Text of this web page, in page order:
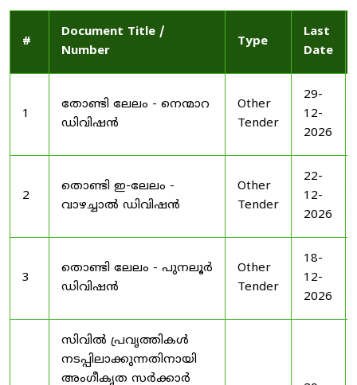
#
Document Title /
Number
Type
Last
Date
1
തോണ്ടി ലേലം - നെന്മാറ
ഡിവിഷൻ
Other
Tender
29-
12-
2026
2
തൊണ്ടി ഇ-ലേലം -
വാഴച്ചാൽ ഡിവിഷൻ
Other
Tender
22-
12-
2026
3
തൊണ്ടി ലേലം - പുനലൂർ
ഡിവിഷൻ
Other
Tender
18-
12-
2026
സിവിൽ പ്രവൃത്തികൾ
നടപ്പിലാക്കുന്നതിനായി
അംഗീകൃത സർക്കാർ